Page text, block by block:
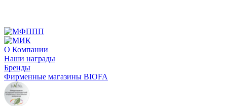
О Компании
Наши награды
Бренды
Фирменные магазины BIOFA